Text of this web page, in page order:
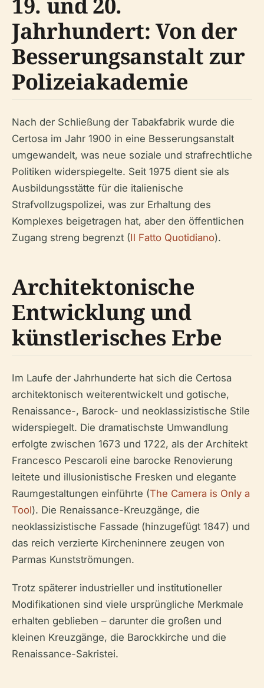
Jahrhundert: Von der
Besserungsanstalt zur
Polizeiakademie
Nach der Schließung der Tabakfabrik wurde die
Certosa im Jahr 1900 in eine Besserungsanstalt
umgewandelt, was neue soziale und strafrechtliche
Politiken widerspiegelte. Seit 1975 dient sie als
Ausbildungsstätte für die italienische
Strafvollzugspolizei, was zur Erhaltung des
Komplexes beigetragen hat, aber den öffentlichen
Zugang streng begrenzt (Il Fatto Quotidiano).
Architektonische
Entwicklung und
künstlerisches Erbe
Im Laufe der Jahrhunderte hat sich die Certosa
architektonisch weiterentwickelt und gotische,
Renaissance-, Barock- und neoklassizistische Stile
widerspiegelt. Die dramatischste Umwandlung
erfolgte zwischen 1673 und 1722, als der Architekt
Francesco Pescaroli eine barocke Renovierung
leitete und illusionistische Fresken und elegante
Raumgestaltungen einführte (The Camera is Only a
Tool). Die Renaissance-Kreuzgänge, die
neoklassizistische Fassade (hinzugefügt 1847) und
das reich verzierte Kircheninnere zeugen von
Parmas Kunstströmungen.
Trotz späterer industrieller und institutioneller
Modifikationen sind viele ursprüngliche Merkmale
erhalten geblieben – darunter die großen und
kleinen Kreuzgänge, die Barockkirche und die
Renaissance-Sakristei.